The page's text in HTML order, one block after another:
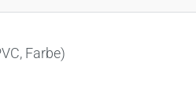
Farbe)